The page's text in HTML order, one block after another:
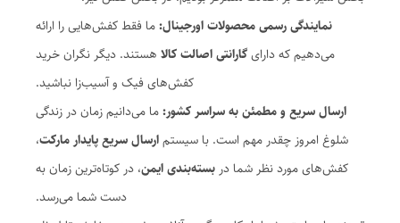
نمایندگی رسمی محصولات اورجینال:ما فقط کفش‌هایی را ارائه
می‌دهیم که دارایگارانتی اصالت کالا هستند. دیگر نگران خرید
کفش‌های فیک و آسیب‌زا نباشید.
ارسال سریع و مطمئن به سراسر کشور:ما می‌دانیم زمان در زندگی
شلوغ امروز چقدر مهم است. با سیستمارسال سریع پایدار مارکت،
کفش‌های مورد نظر شما در بسته‌بندی ایمن، در کوتاه‌ترین زمان به
دست شما می‌رسد.